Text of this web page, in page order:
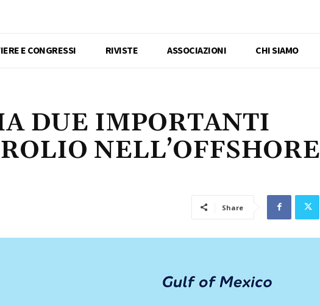
E CONGRESSI RIVISTE ASSOCIAZIONI CHI SIAMO
DUE IMPORTANTI
NELL’OFFSHORE
Share